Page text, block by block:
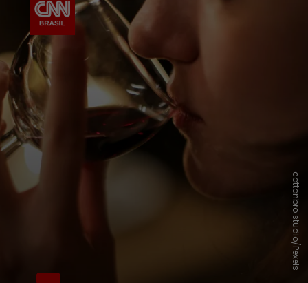
cottonbro studio/Pexels